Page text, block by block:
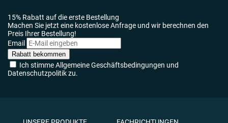
15% Rabatt auf die erste Bestellung
Machen Sie jetzt eine kostenlose Anfrage und wir berechnen den
Preis Ihrer Bestellung!
Email
Rabatt bekommen
Ich stimme Allgemeine Geschäftsbedingungen und
Datenschutzpolitik zu.